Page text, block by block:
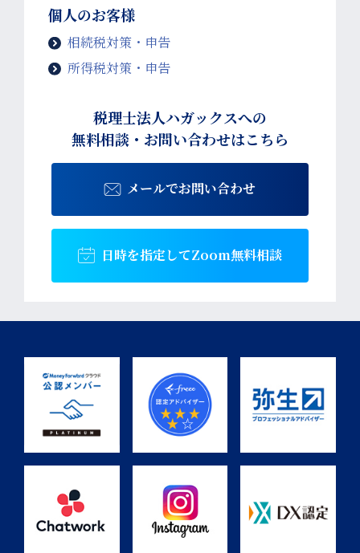
個人のお客様
相続税対策・申告
所得税対策・申告
税理士法人ハガックスへの
無料相談・お問い合わせはこちら
メールでお問い合わせ
日時を指定してZoom無料相談